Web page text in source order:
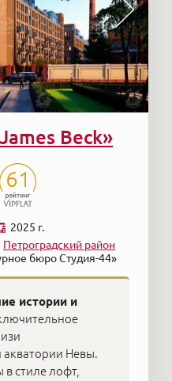
Beck»
61
2025 г.
бюро Студия-44»
Петроградский район
истории и
акватории Невы.
стиле лофт,